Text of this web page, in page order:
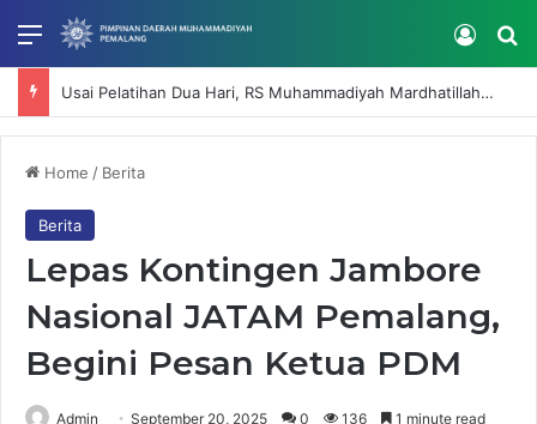
Menu Log In
Usai Pelatihan Dua Hari, RS Muhammadiyah Mardhatillah Lanjutkan Penguatan Kompetensi SDM
Home / Berita
Berita
Lepas Kontingen Jambore
Nasional JATAM Pemalang,
Begini Pesan Ketua PDM
Admin September 20, 2025 0 136 1 minute read